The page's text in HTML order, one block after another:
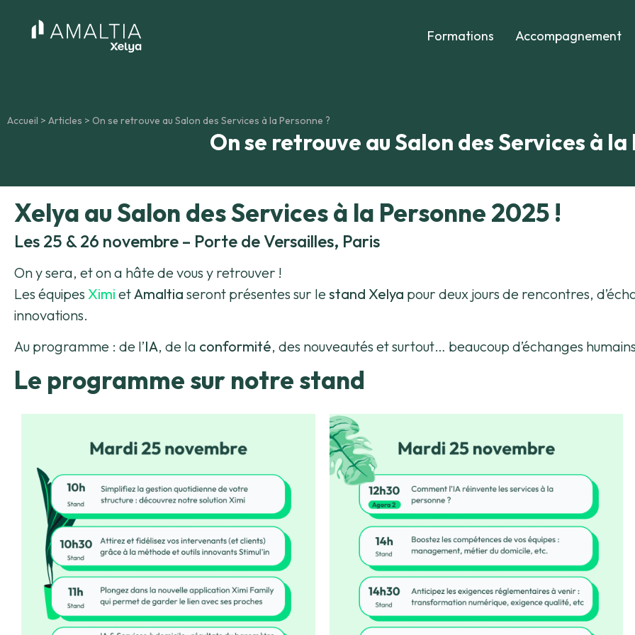
Formations Accompagnement
Accueil > Articles > On se retrouve au Salon des Services à la Personne ?
On se retrouve au Salon des Services à la
Xelya au Salon des Services à la Personne 2025 !
Les 25 & 26 novembre – Porte de Versailles, Paris
On y sera, et on a hâte de vous y retrouver !
Les équipes Ximi etAmaltia seront présentes sur lestand Xelya pour deux jours de rencontres,
innovations.
Au programme : de l’IA, de la conformité, des nouveautés et surtout… beaucoup d’échanges
Le programme sur notre stand